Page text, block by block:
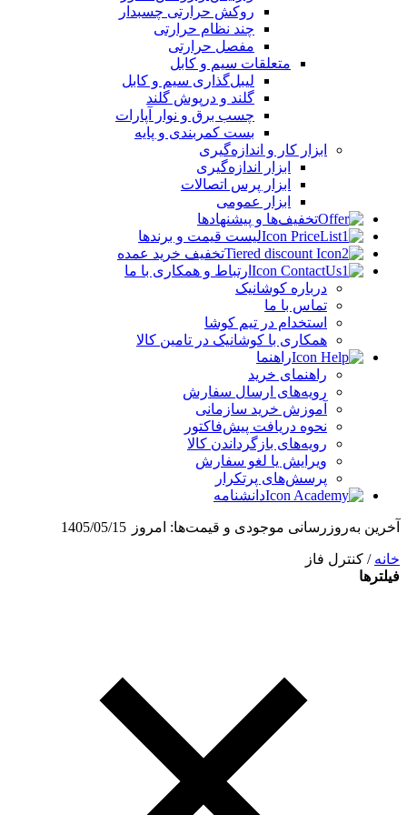
روکش حرارتی چسبدار
چند نظام حرارتی
مفصل حرارتی
متعلقات سیم و کابل
لیبل‌گذاری سیم و کابل
گلند و درپوش گلند
چسب برق و نوار آپارات
بست کمربندی و پایه
ابزار کار و اندازه‌گیری
ابزار اندازه‌گیری
ابزار پرس اتصالات
ابزار عمومی
تخفیف‌ها و پیشنهادها
لیست قیمت و برندها
تخفیف خرید عمده
ارتباط و همکاری با ما
درباره کوشانیک
تماس با ما
استخدام در تیم کوشا
همکاری با کوشانیک در تامین کالا
راهنما
راهنمای خرید
رویه‌های ارسال سفارش
آموزش خرید سازمانی
نحوه دریافت پیش‌فاکتور
رویه‌های بازگرداندن کالا
ویرایش یا لغو سفارش
پرسش‌های پرتکرار
دانشنامه
آخرین به‌روزرسانی موجودی و قیمت‌ها: امروز 1405/05/15
خانه / کنترل فاز
فیلترها